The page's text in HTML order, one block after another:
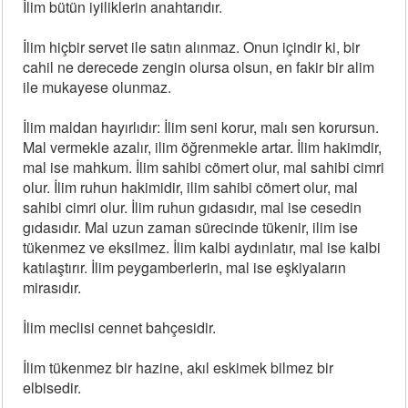
İlim bütün iyiliklerin anahtarıdır.
İlim hiçbir servet ile satın alınmaz. Onun içindir ki, bir
cahil ne derecede zengin olursa olsun, en fakir bir alim
ile mukayese olunmaz.
İlim maldan hayırlıdır: İlim seni korur, malı sen korursun.
Mal vermekle azalır, ilim öğrenmekle artar. İlim hakimdir,
mal ise mahkum. İlim sahibi cömert olur, mal sahibi cimri
olur. İlim ruhun hakimidir, ilim sahibi cömert olur, mal
sahibi cimri olur. İlim ruhun gıdasıdır, mal ise cesedin
gıdasıdır. Mal uzun zaman sürecinde tükenir, ilim ise
tükenmez ve eksilmez. İlim kalbi aydınlatır, mal ise kalbi
katılaştırır. İlim peygamberlerin, mal ise eşkiyaların
mirasıdır.
İlim meclisi cennet bahçesidir.
İlim tükenmez bir hazine, akıl eskimek bilmez bir
elbisedir.